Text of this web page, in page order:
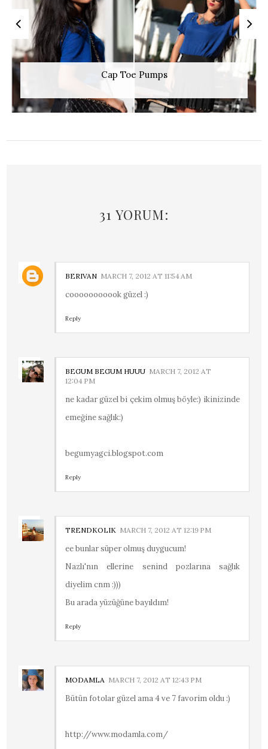
Cap Toe Pumps
31 YORUM:
BERIVAN MARCH 7, 2012 AT 11:54 AM
cooooooooook güzel :)
Reply
BEGUM BEGUM HUUU MARCH 7, 2012 AT
12:04 PM
ne kadar güzel bi çekim olmuş böyle:) ikinizinde
emeğine sağlık:)
begumyagci.blogspot.com
Reply
TRENDKOLIK MARCH 7, 2012 AT 12:19 PM
ee bunlar süper olmuş duygucum!
Nazlı'nın ellerine senind pozlarına sağlık
diyelim cnm :)))
Bu arada yüzüğüne bayıldım!
Reply
MODAMLA MARCH 7, 2012 AT 12:43 PM
Bütün fotolar güzel ama 4 ve 7 favorim oldu :)
http://www.modamla.com/